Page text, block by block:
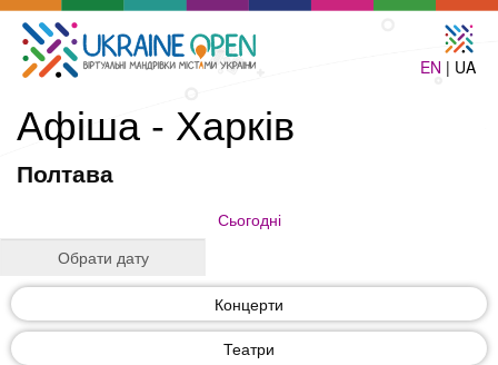
EN | UA
Афіша - Харків
Полтава
Сьогодні
Концерти
Театри